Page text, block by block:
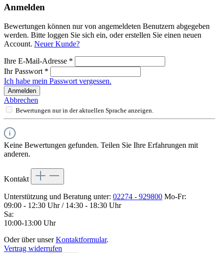
Anmelden
Bewertungen können nur von angemeldeten Benutzern abgegeben
werden. Bitte loggen Sie sich ein, oder erstellen Sie einen neuen
Account. Neuer Kunde?
Ihre E-Mail-Adresse *
Ihr Passwort *
Ich habe mein Passwort vergessen.
Anmelden
Abbrechen
Bewertungen nur in der aktuellen Sprache anzeigen.
Keine Bewertungen gefunden. Teilen Sie Ihre Erfahrungen mit
anderen.
Kontakt
Unterstützung und Beratung unter: 02274 - 929800 Mo-Fr:
09:00 - 12:30 Uhr / 14:30 - 18:30 Uhr
Sa:
10:00-13:00 Uhr
Oder über unserKontaktformular.
Vertrag widerrufen